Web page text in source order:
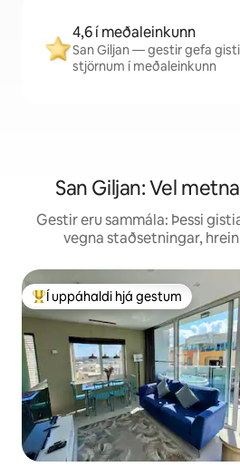
4,6 í meðaleinkunn
San Giljan — gestir gefa
stjörnum í meðaleinkunn
San Giljan: Vel
Gestir eru sammála: Þessi
vegna staðsetningar,
Í mestu uppáhaldi hjá gestum
Í uppáhaldi hjá gestum